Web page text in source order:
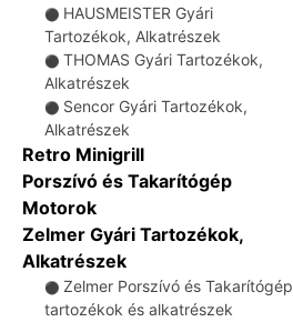
⚫ HAUSMEISTER Gyári
Tartozékok, Alkatrészek
⚫ THOMAS Gyári Tartozékok,
Alkatrészek
⚫ Sencor Gyári Tartozékok,
Alkatrészek
Retro Minigrill
Porszívó és Takarítógép
Motorok
Zelmer Gyári Tartozékok,
Alkatrészek
⚫ Zelmer Porszívó és Takarítógép
tartozékok és alkatrészek